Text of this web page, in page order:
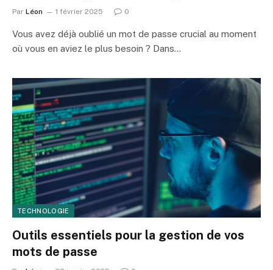
Par Léon 1 février 2025 0
Vous avez déjà oublié un mot de passe crucial au moment
où vous en aviez le plus besoin ? Dans…
TECHNOLOGIE
Outils essentiels pour la gestion de vos
mots de passe